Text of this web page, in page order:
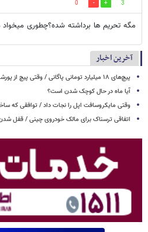
3
0
مگه تحریم ها برداشته شده؟چطوری میخواد
آخرین اخبار
پیچ‌های ۱۸ میلیارد تومانی پاگانی / وقتی پیچ از پورشه گران‌تر می‌شود
آیا ماه در حال کوچک شدن است؟
وقتی مایکروسافت اپل را نجات داد / توافقی که
اتفاقی ترسناک برای مالک خودروی چینی / قفل